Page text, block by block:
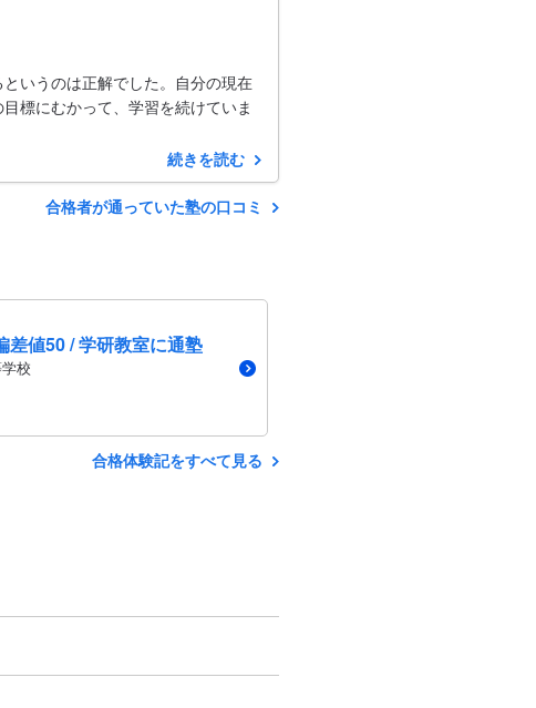
いうのは正解でした。自分の現在
標にむかって、学習を続けていま
続きを読む
合格者が通っていた塾の口コミ
差値50 / 学研教室に通塾
校
合格体験記をすべて見る